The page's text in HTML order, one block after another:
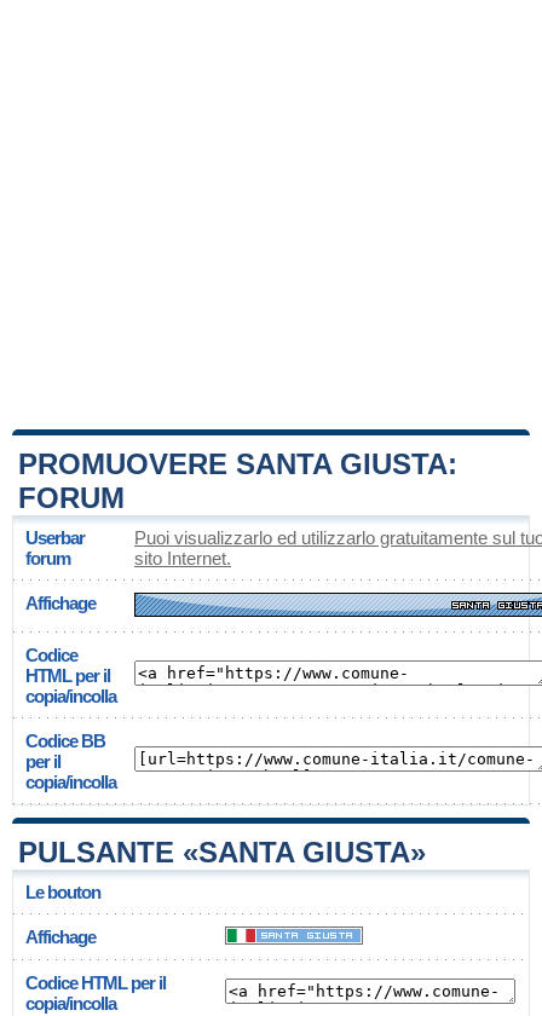
PROMUOVERE SANTA GIUSTA:
FORUM
Userbar
forum
Puoi visualizzarlo ed utilizzarlo gratuitamente sul
sito Internet.
Affichage
Codice
HTML per il
copia/incolla
Codice BB
per il
copia/incolla
PULSANTE «SANTA GIUSTA»
Le bouton
Affichage
Codice HTML per il
copia/incolla